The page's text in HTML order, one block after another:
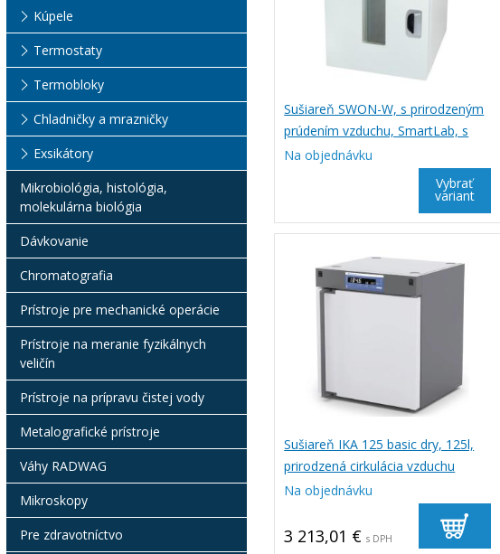
Sušiareň SWON-W, s prirodzeným
prúdením vzduchu, SmartLab, s
okienkom, Witeg
Na objednávku
Vybrať
variant
Sušiareň IKA 125 basic dry, 125l,
prirodzená cirkulácia vzduchu
Na objednávku
3 213,01 € s DPH
Kúpele
Termostaty
Termobloky
Chladničky a mrazničky
Exsikátory
Mikrobiológia, histológia,
molekulárna biológia
Dávkovanie
Chromatografia
Prístroje pre mechanické operácie
Prístroje na meranie fyzikálnych
veličín
Prístroje na prípravu čistej vody
Metalografické prístroje
Váhy RADWAG
Mikroskopy
Pre zdravotníctvo